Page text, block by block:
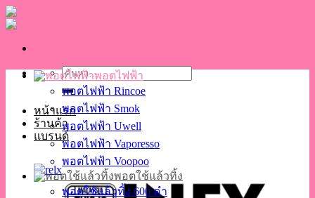
Skip
to
ค้นหา:
หน้าแรก
ร้านค้า
แบรนด์
พอตไฟฟ้า
พอตไฟฟ้า Rincoe
พอตไฟฟ้า Smok
พอตไฟฟ้า Uwell
พอตไฟฟ้า Vaporesso
พอตไฟฟ้า Voopoo
พอตใช้แล้วทิ้ง
พอตใช้แล้วทิ้ง 600 คำ